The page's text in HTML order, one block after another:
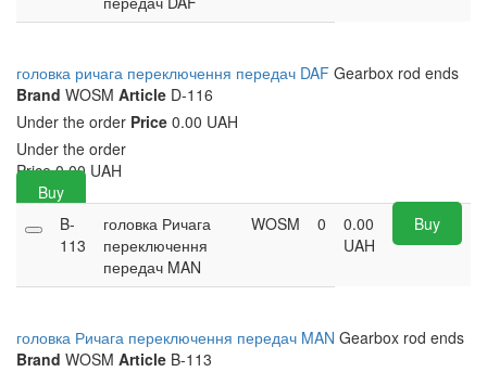
головка ричага переключення передач DAF Gearbox rod ends
Brand WOSM Article D-116
Under the order Price 0.00 UAH
Under the order
Price 0.00 UAH
Buy
B-
113
головка Ричага
переключення
передач MAN
WOSM 0
0.00
UAH
Buy
головка Ричага переключення передач MAN Gearbox rod ends
Brand WOSM Article B-113